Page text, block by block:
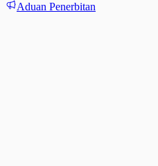
Aduan Penerbitan